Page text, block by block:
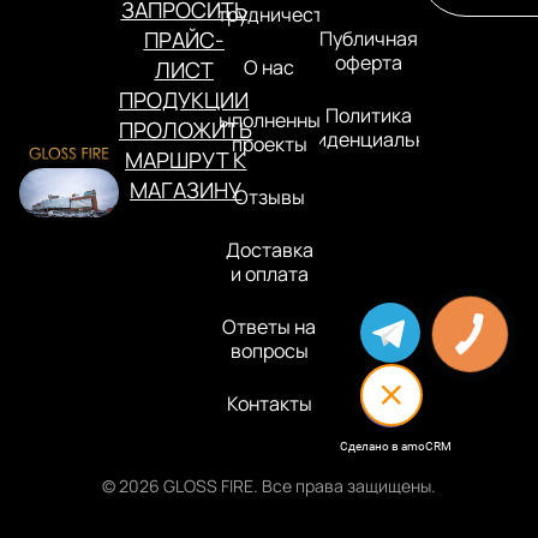
ЗАПРОСИТЬ
ПРАЙС-
ЛИСТ
ПРОДУКЦИИ
ПРОЛОЖИТЬ
МАРШРУТ К
МАГАЗИНУ
Сотрудничество
О нас
Выполненные
проекты
Отзывы
Доставка
и оплата
Ответы на
вопросы
Контакты
Публичная
оферта
Политика
конфиденциальности
© 2026 GLOSS FIRE. Все права защищены.
Сделано в amoCRM